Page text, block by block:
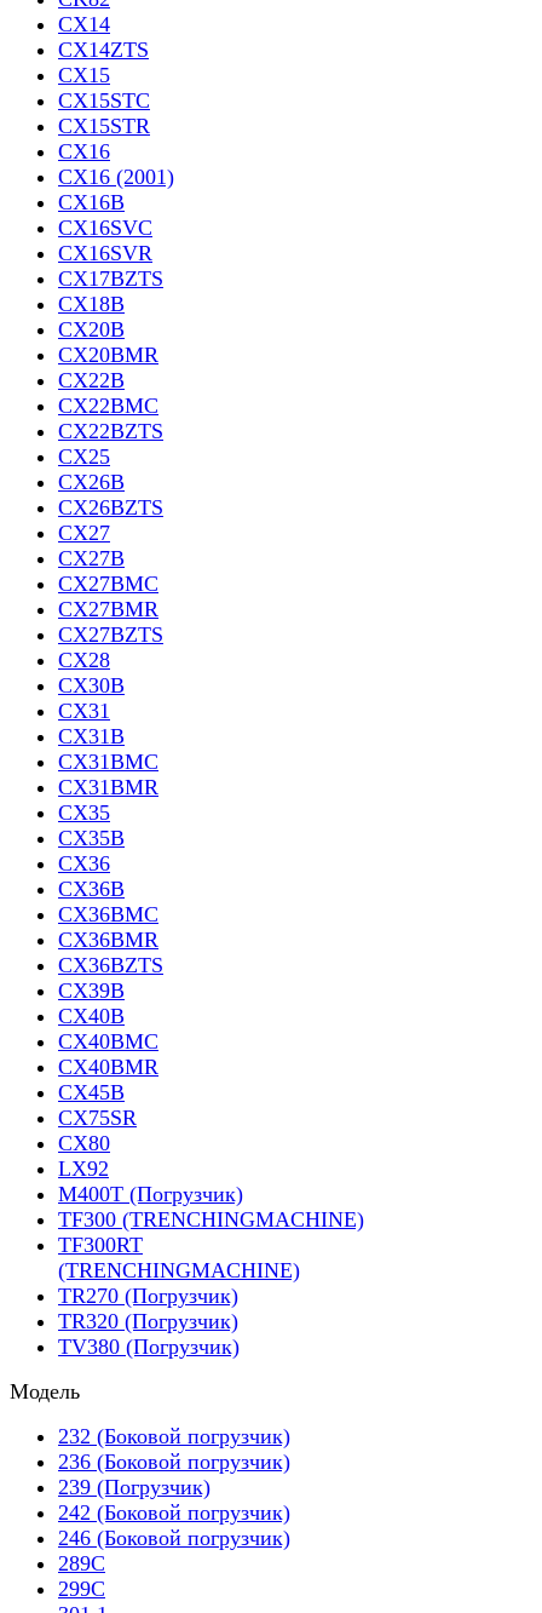
CX14
CX14ZTS
CX15
CX15STC
CX15STR
CX16
CX16 (2001)
CX16B
CX16SVC
CX16SVR
CX17BZTS
CX18B
CX20B
CX20BMR
CX22B
CX22BMC
CX22BZTS
CX25
CX26B
CX26BZTS
CX27
CX27B
CX27BMC
CX27BMR
CX27BZTS
CX28
CX30B
CX31
CX31B
CX31BMC
CX31BMR
CX35
CX35B
CX36
CX36B
CX36BMC
CX36BMR
CX36BZTS
CX39B
CX40B
CX40BMC
CX40BMR
CX45B
CX75SR
CX80
LX92
M400T (Погрузчик)
TF300 (TRENCHINGMACHINE)
TF300RT
(TRENCHINGMACHINE)
TR270 (Погрузчик)
TR320 (Погрузчик)
TV380 (Погрузчик)
Модель
232 (Боковой погрузчик)
236 (Боковой погрузчик)
239 (Погрузчик)
242 (Боковой погрузчик)
246 (Боковой погрузчик)
289C
299C